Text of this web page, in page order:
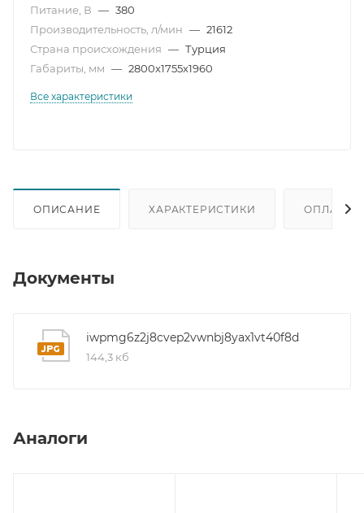
Питание, В — 380
Производительность, л/мин — 21612
Страна происхождения — Турция
Габариты, мм — 2800x1755x1960
Все характеристики
ОПИСАНИЕ ХАРАКТЕРИСТИКИ ОПЛАТА
Документы
iwpmg6z2j8cvep2vwnbj8yax1vt40f8d
144,3 кб
Аналоги